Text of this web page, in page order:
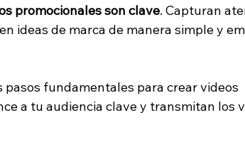
promocionales son clave. Capturan
ideas de marca de manera simple y
fundamentales para crear videos
a tu audiencia clave y transmitan los